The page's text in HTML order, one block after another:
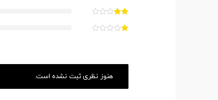
هنوز نظری ثبت نشده است.